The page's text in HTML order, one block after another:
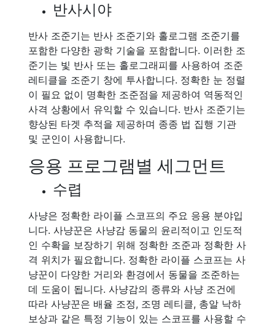
반사시야
반사 조준기는 반사 조준기와 홀로그램 조준기를
포함한 다양한 광학 기술을 포함합니다. 이러한 조
준기는 빛 반사 또는 홀로그래피를 사용하여 조준
레티클을 조준기 창에 투사합니다. 정확한 눈 정렬
이 필요 없이 명확한 조준점을 제공하여 역동적인
사격 상황에서 유익할 수 있습니다. 반사 조준기는
향상된 타겟 추적을 제공하며 종종 법 집행 기관
및 군인이 사용합니다.
응용 프로그램별 세그먼트
수렵
사냥은 정확한 라이플 스코프의 주요 응용 분야입
니다. 사냥꾼은 사냥감 동물의 윤리적이고 인도적
인 수확을 보장하기 위해 정확한 조준과 정확한 사
격 위치가 필요합니다. 정확한 라이플 스코프는 사
냥꾼이 다양한 거리와 환경에서 동물을 조준하는
데 도움이 됩니다. 사냥감의 종류와 사냥 조건에
따라 사냥꾼은 배율 조정, 조명 레티클, 총알 낙하
보상과 같은 특정 기능이 있는 스코프를 사용할 수